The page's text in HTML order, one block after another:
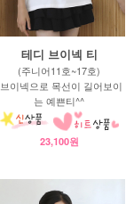
테디 브이넥 티
(주니어11호~17호)
이넥으로 목선이 길어보이
는 예쁜티^^
23,100원